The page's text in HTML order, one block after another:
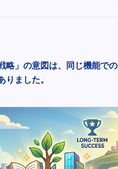
略」の意図は、同じ機能で
ました。